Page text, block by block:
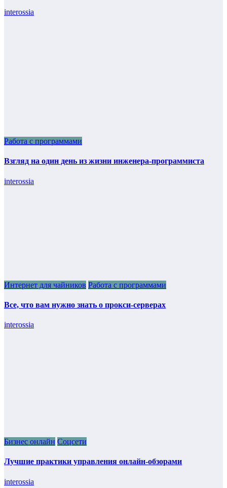
interossia
Работа с программами
Взгляд на один день из жизни инженера-программиста
interossia
Интернет для чайников Работа с программами
Все, что вам нужно знать о прокси-серверах
interossia
Бизнес онлайн Соцсети
Лучшие практики управления онлайн-обзорами
interossia